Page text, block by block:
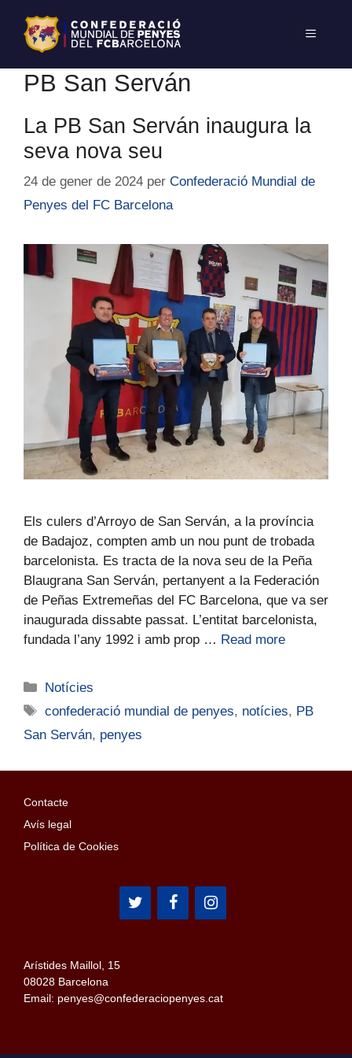
PB San Serván
La PB San Serván inaugura la
seva nova seu
24 de gener de 2024 per Confederació Mundial de
Penyes del FC Barcelona
Els culers d’Arroyo de San Serván, a la província
de Badajoz, compten amb un nou punt de trobada
barcelonista. Es tracta de la nova seu de la Peña
Blaugrana San Serván, pertanyent a la Federación
de Peñas Extremeñas del FC Barcelona, que va ser
inaugurada dissabte passat. L’entitat barcelonista,
fundada l’any 1992 i amb prop … Read more
Notícies
confederació mundial de penyes, notícies, PB
San Serván, penyes
Contacte
Avís legal
Política de Cookies
Arístides Maillol, 15
08028 Barcelona
Email: penyes@confederaciopenyes.cat